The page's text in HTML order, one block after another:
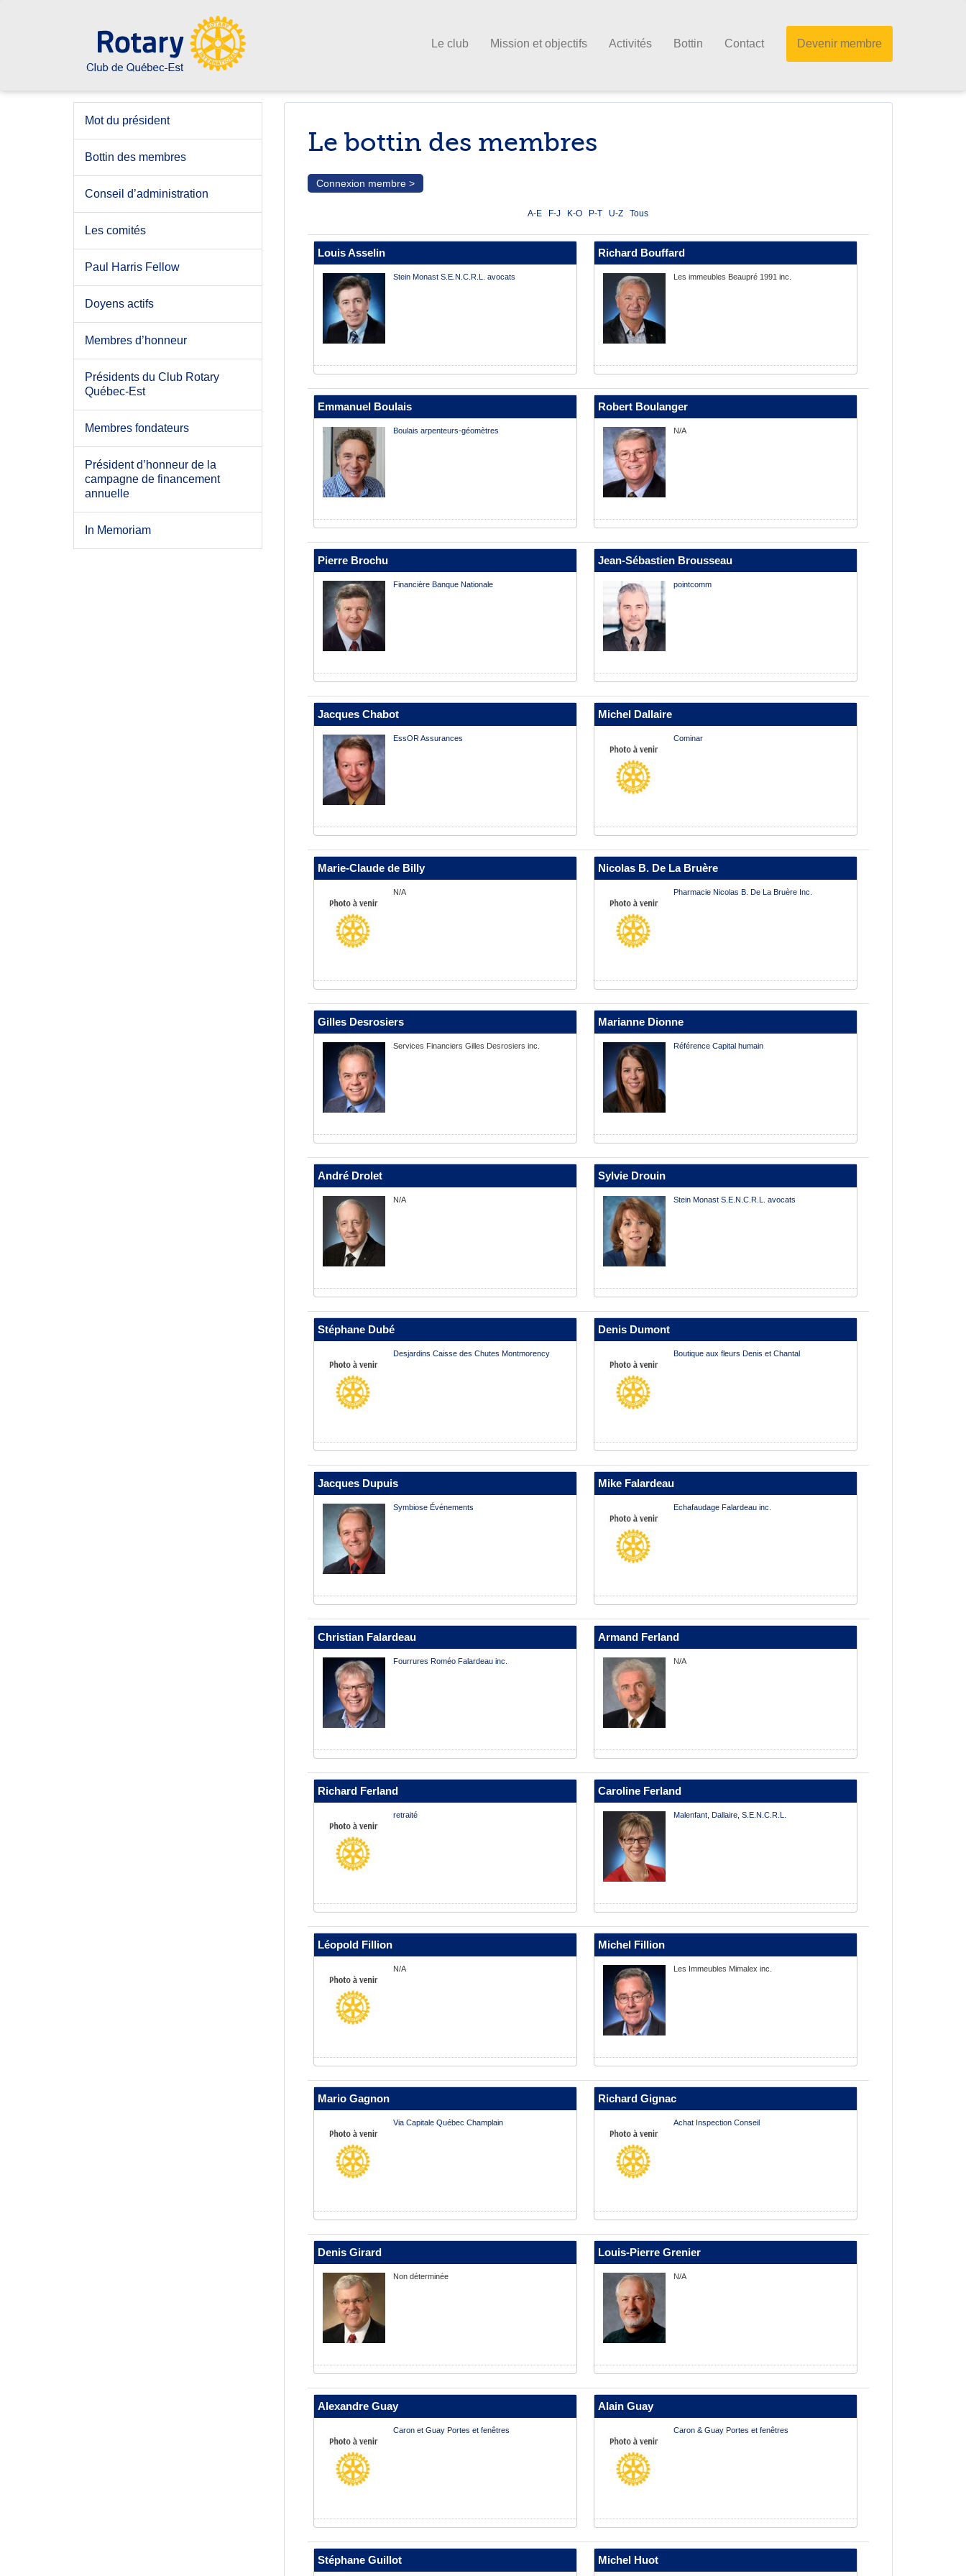
Le club Mission et objectifs Activités Bottin Contact Devenir membre
Mot du président
Bottin des membres
Conseil d’administration
Les comités
Paul Harris Fellow
Doyens actifs
Membres d’honneur
Présidents du Club Rotary
Québec-Est
Membres fondateurs
Président d’honneur de la
campagne de financement
annuelle
In Memoriam
Le bottin des membres
Connexion membre >
A-E F-J K-O P-T U-Z Tous
Louis Asselin
Stein Monast S.E.N.C.R.L. avocats
Richard Bouffard
Les immeubles Beaupré 1991 inc.
Emmanuel Boulais
Boulais arpenteurs-géomètres
Robert Boulanger
N/A
Pierre Brochu
Financière Banque Nationale
Jean-Sébastien Brousseau
pointcomm
Jacques Chabot
EssOR Assurances
Michel Dallaire
Cominar
Marie-Claude de Billy
N/A
Nicolas B. De La Bruère
Pharmacie Nicolas B. De La Bruère Inc.
Gilles Desrosiers
Services Financiers Gilles Desrosiers inc.
Marianne Dionne
Référence Capital humain
André Drolet
N/A
Sylvie Drouin
Stein Monast S.E.N.C.R.L. avocats
Stéphane Dubé
Desjardins Caisse des Chutes Montmorency
Denis Dumont
Boutique aux fleurs Denis et Chantal
Jacques Dupuis
Symbiose Événements
Mike Falardeau
Echafaudage Falardeau inc.
Christian Falardeau
Fourrures Roméo Falardeau inc.
Armand Ferland
N/A
Richard Ferland
retraité
Caroline Ferland
Malenfant, Dallaire, S.E.N.C.R.L.
Léopold Fillion
N/A
Michel Fillion
Les Immeubles Mimalex inc.
Mario Gagnon
Via Capitale Québec Champlain
Richard Gignac
Achat Inspection Conseil
Denis Girard
Non déterminée
Louis-Pierre Grenier
N/A
Alexandre Guay
Caron et Guay Portes et fenêtres
Alain Guay
Caron & Guay Portes et fenêtres
Stéphane Guillot Michel Huot